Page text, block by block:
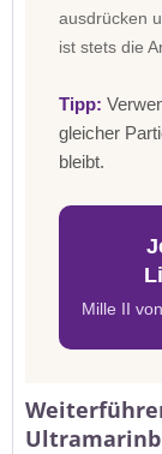
ausdrücken
ist stets die
Tipp:
gleicher
bleibt.
Mille II